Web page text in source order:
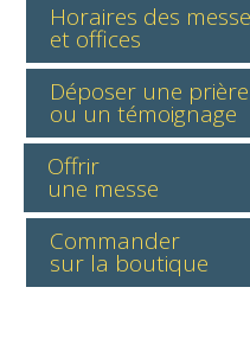
Horaires des
et offices
Déposer une prière
ou un témoignage
Offrir
une messe
Commander
sur la boutique